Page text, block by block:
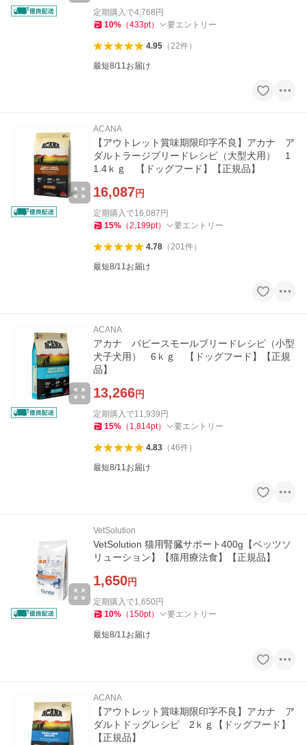
定期購入で4,768 円
10% （433pt） 要エントリー
4.95（22件）
最短8/11お届け
ACANA
【アウトレット賞味期限印字不良】アカナ ア
ダルトラージブリードレシピ（大型犬用） 1
1.4ｋｇ 【ドッグフード】【正規品】
16,087円
定期購入で16,087 円
15% （2,199pt） 要エントリー
4.78（201件）
最短8/11お届け
ACANA
アカナ パピースモールブリードレシピ（小型
犬子犬用） 6ｋｇ 【ドッグフード】【正規
品】
13,266円
定期購入で11,939 円
15% （ 1,814pt） 要エントリー
4.83（46件）
最短8/11お届け
VetSolution
VetSolution 猫用腎臓サポート400g【ベッツソ
リューション】【猫用療法食】【正規品】
1,650円
定期購入で1,650 円
10% （ 150pt） 要エントリー
最短8/11お届け
ACANA
【アウトレット賞味期限印字不良】アカナ ア
ダルトドッグレシピ 2ｋｇ【ドッグフード】
【正規品】